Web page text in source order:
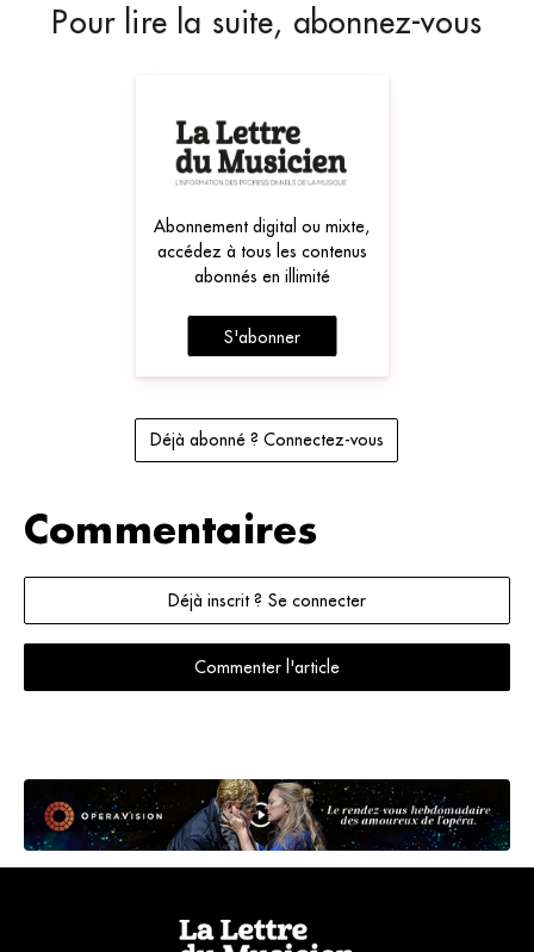
Pour lire la suite, abonnez-vous
Abonnement digital ou mixte,
accédez à tous les contenus
abonnés en illimité
S'abonner
Déjà abonné ? Connectez-vous
Commentaires
Déjà inscrit ? Se connecter
Commenter l'article